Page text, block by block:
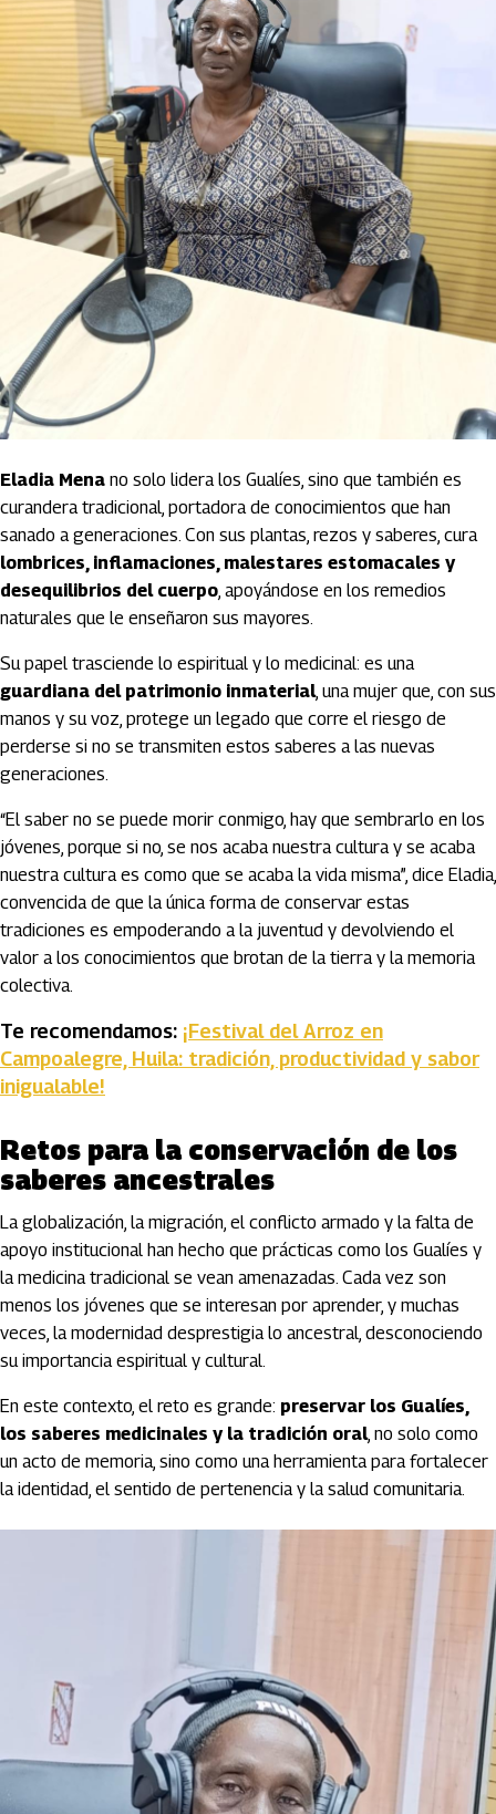
Eladia Mena no solo lidera los Gualíes, sino que también es
curandera tradicional, portadora de conocimientos que han
sanado a generaciones. Con sus plantas, rezos y saberes, cura
lombrices, inflamaciones, malestares estomacales y
desequilibrios del cuerpo, apoyándose en los remedios
naturales que le enseñaron sus mayores.
Su papel trasciende lo espiritual y lo medicinal: es una
guardiana del patrimonio inmaterial, una mujer que, con sus
manos y su voz, protege un legado que corre el riesgo de
perderse si no se transmiten estos saberes a las nuevas
generaciones.
“El saber no se puede morir conmigo, hay que sembrarlo en los
jóvenes, porque si no, se nos acaba nuestra cultura y se acaba
nuestra cultura es como que se acaba la vida misma”, dice Eladia,
convencida de que la única forma de conservar estas
tradiciones es empoderando a la juventud y devolviendo el
valor a los conocimientos que brotan de la tierra y la memoria
colectiva.
Te recomendamos: ¡Festival del Arroz en
Campoalegre, Huila: tradición, productividad y sabor
inigualable!
Retos para la conservación de los
saberes ancestrales
La globalización, la migración, el conflicto armado y la falta de
apoyo institucional han hecho que prácticas como los Gualíes y
la medicina tradicional se vean amenazadas. Cada vez son
menos los jóvenes que se interesan por aprender, y muchas
veces, la modernidad desprestigia lo ancestral, desconociendo
su importancia espiritual y cultural.
En este contexto, el reto es grande: preservar los Gualíes,
los saberes medicinales y la tradición oral, no solo como
un acto de memoria, sino como una herramienta para fortalecer
la identidad, el sentido de pertenencia y la salud comunitaria.